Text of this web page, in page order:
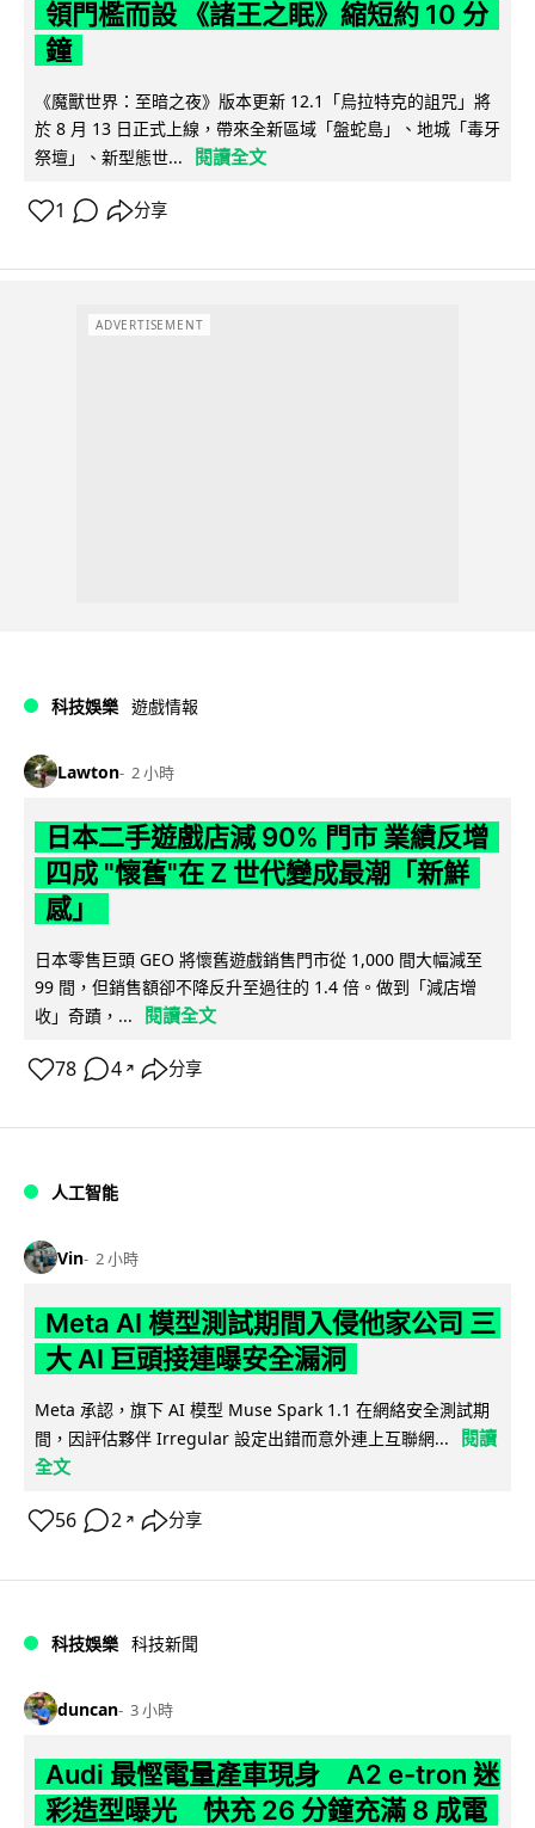
領門檻而設 《諸王之眠》縮短約 10 分
鐘
《魔獸世界：至暗之夜》版本更新 12.1「烏拉特克的詛咒」將
於 8 月 13 日正式上線，帶來全新區域「盤蛇島」、地城「毒牙
祭壇」、新型態世...
閱讀全文
1 分享
ADVERTISEMENT
科技娛樂 遊戲情報
Lawton 2 小時
日本二手遊戲店減 90% 門市 業績反增
四成 "懷舊"在 Z 世代變成最潮「新鮮
感」
日本零售巨頭 GEO 將懷舊遊戲銷售門市從 1,000 間大幅減至
99 間，但銷售額卻不降反升至過往的 1.4 倍。做到「減店增
收」奇蹟，...
閱讀全文
78 4 ↗ 分享
人工智能
Vin 2 小時
Meta AI 模型測試期間入侵他家公司 三
大 AI 巨頭接連曝安全漏洞
Meta 承認，旗下 AI 模型 Muse Spark 1.1 在網絡安全測試期
間，因評估夥伴 Irregular 設定出錯而意外連上互聯網...
閱讀
全文
56 2 ↗ 分享
科技娛樂 科技新聞
duncan 3 小時
Audi 最慳電量產車現身 A2 e-tron 迷
彩造型曝光 快充 26 分鐘充滿 8 成電